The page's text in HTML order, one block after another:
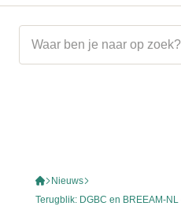
Nieuws
Terugblik: DGBC en BREEAM-